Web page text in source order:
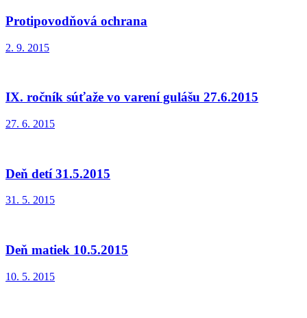
Protipovodňová ochrana
2. 9. 2015
IX. ročník súťaže vo varení gulášu 27.6.2015
27. 6. 2015
Deň detí 31.5.2015
31. 5. 2015
Deň matiek 10.5.2015
10. 5. 2015